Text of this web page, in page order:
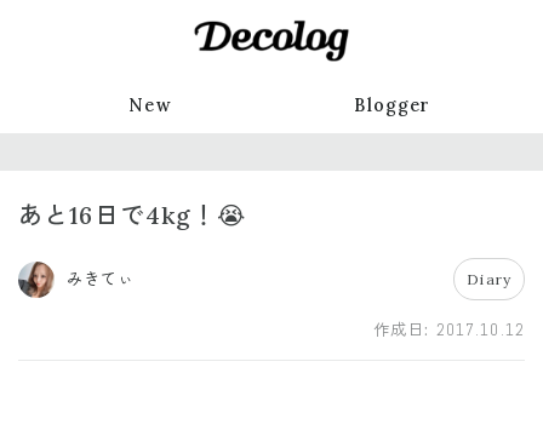
New Blogger
あと16日で4kg！😭
みきてぃ Diary
作成日: 2017.10.12